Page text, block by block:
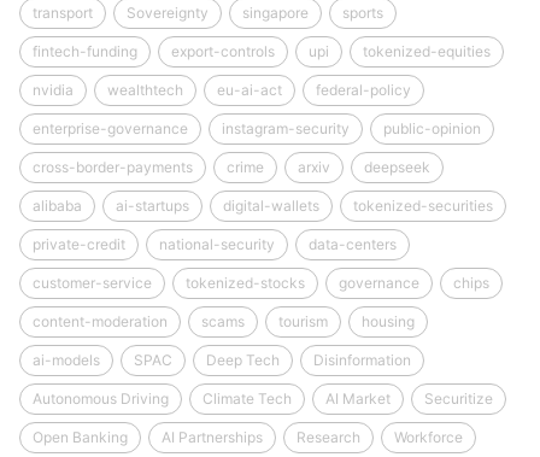
transport Sovereignty singapore sports
fintech-funding export-controls upi tokenized-equities
nvidia wealthtech eu-ai-act federal-policy
enterprise-governance instagram-security public-opinion
cross-border-payments crime arxiv deepseek
alibaba ai-startups digital-wallets tokenized-securities
private-credit national-security data-centers
customer-service tokenized-stocks governance chips
content-moderation scams tourism housing
ai-models SPAC Deep Tech Disinformation
Autonomous Driving Climate Tech AI Market Securitize
Open Banking AI Partnerships Research Workforce